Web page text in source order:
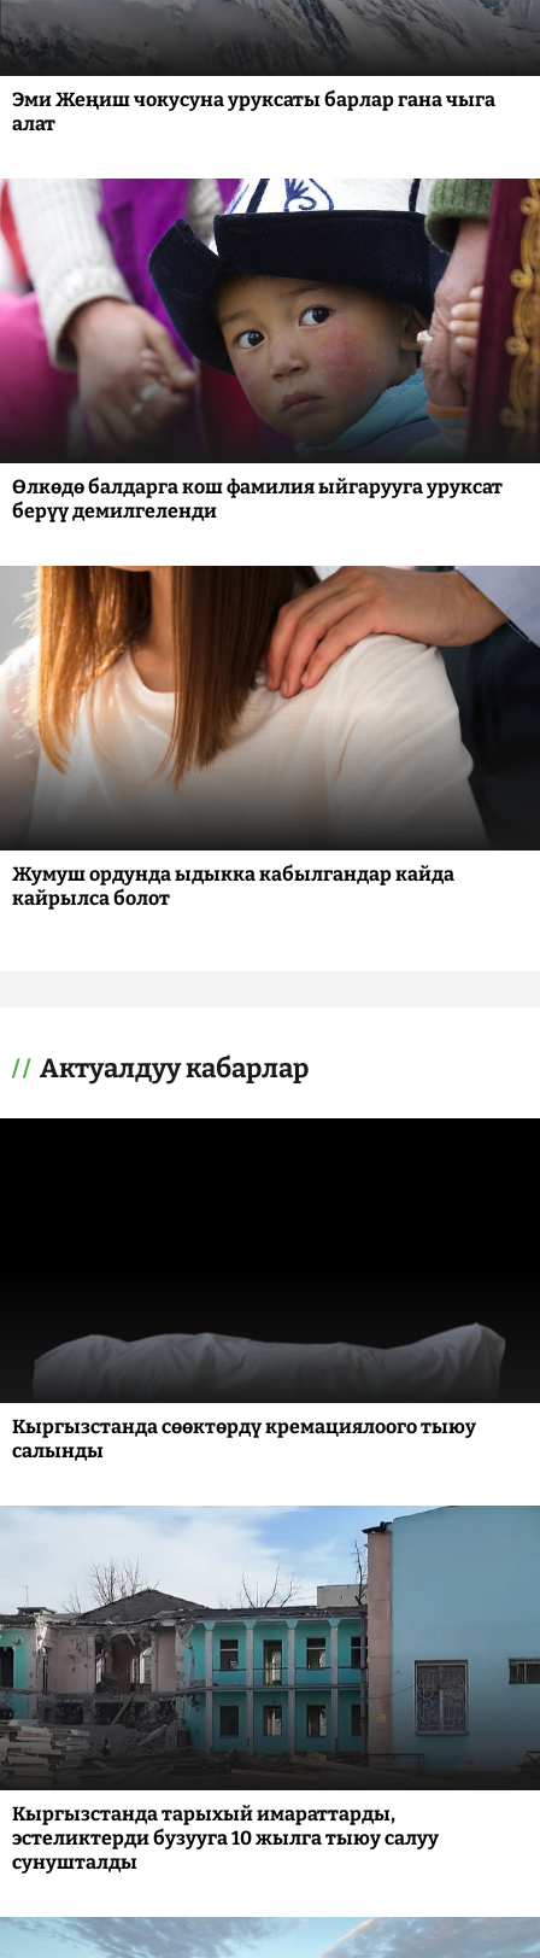
Эми Жеңиш чокусуна уруксаты барлар гана чыга
алат
Өлкөдө балдарга кош фамилия ыйгарууга уруксат
берүү демилгеленди
Жумуш ордунда ыдыкка кабылгандар кайда
кайрылса болот
Актуалдуу кабарлар
Кыргызстанда сөөктөрдү кремациялоого тыюу
салынды
Кыргызстанда тарыхый имараттарды,
эстеликтерди бузууга 10 жылга тыюу салуу
сунушталды